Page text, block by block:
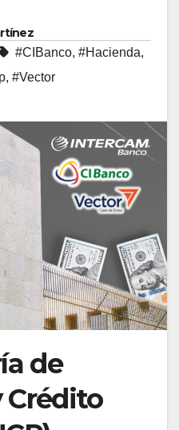
#CIBanco, #Hacienda,
, #Vector
de
Crédito